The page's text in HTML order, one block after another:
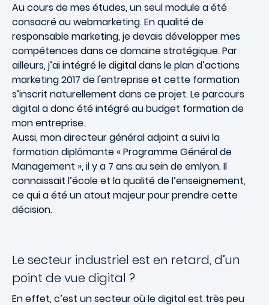
Au cours de mes études, un seul module a été
consacré au webmarketing. En qualité de
responsable marketing, je devais développer mes
compétences dans ce domaine stratégique. Par
ailleurs, j’ai intégré le digital dans le plan d’actions
marketing 2017 de l'entreprise et cette formation
s’inscrit naturellement dans ce projet. Le parcours
digital a donc été intégré au budget formation de
mon entreprise.
Aussi, mon directeur général adjoint a suivi la
formation diplômante « Programme Général de
Management », il y a 7 ans au sein de emlyon. Il
connaissait l’école et la qualité de l’enseignement,
ce qui a été un atout majeur pour prendre cette
décision.
Le secteur industriel est en retard, d’un
point de vue digital ?
En effet, c’est un secteur où le digital est très peu